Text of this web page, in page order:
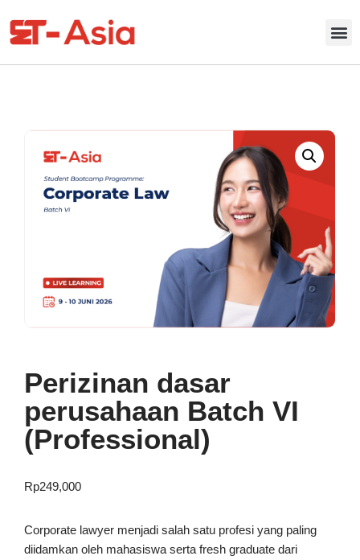
Perizinan dasar
perusahaan Batch VI
(Professional)
Rp249,000
Corporate lawyer menjadi salah satu profesi yang paling
diidamkan oleh mahasiswa serta fresh graduate dari